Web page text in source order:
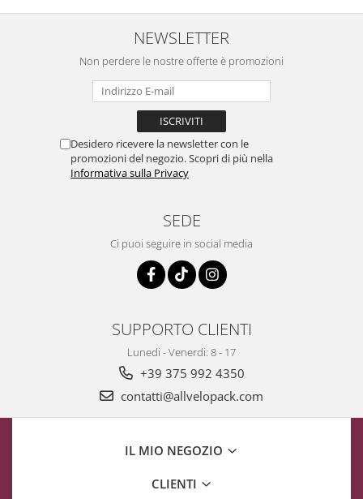
NEWSLETTER
Non perdere le nostre offerte è promozioni
Desidero ricevere la newsletter con le
promozioni del negozio. Scopri di più nella
Informativa sulla Privacy
SEDE
Ci puoi seguire in social media
SUPPORTO CLIENTI
Lunedi - Venerdi: 8 - 17
+39 375 992 4350
contatti@allvelopack.com
IL MIO NEGOZIO
CLIENTI